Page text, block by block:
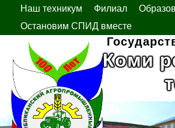
Наш техникум Филиал
Остановим СПИД вместе
Коми